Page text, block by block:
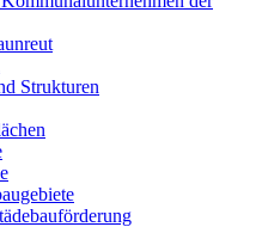
Strukturen